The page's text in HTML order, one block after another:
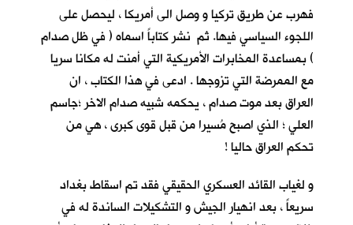
فهرب عن طريق تركيا و وصل الى أمريكا ، ليحصل على
اللجوء السياسي فيها. ثم نشر كتاباً اسماه ( في ظل صدام
) بمساعدة المخابرات الأمريكية التي أمنت له مكانا سريا
مع الممرضة التي تزوجها . ادعى في هذا الكتاب ، ان
العراق بعد موت صدام ، يحكمه شبيه صدام الاخر ؛جاسم
العلي ؛ الذي اصبح مُسيرا من قبل قوى كبرى ، هي من
تحكم العراق حاليا !
و لغياب القائد العسكري الحقيقي فقد تم اسقاط بغداد
سريعاً ، بعد انهيار الجيش و التشكيلات الساندة له في